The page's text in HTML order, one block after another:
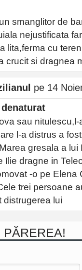
smanglitor de
nejustificata
lita,ferma cu
crucit si dragnea
pe 14
sau
l-a distrus a
gresala a
Ilie dragne in
-o pe Elena
trei persoane
distrugerea lui
PĂREREA!